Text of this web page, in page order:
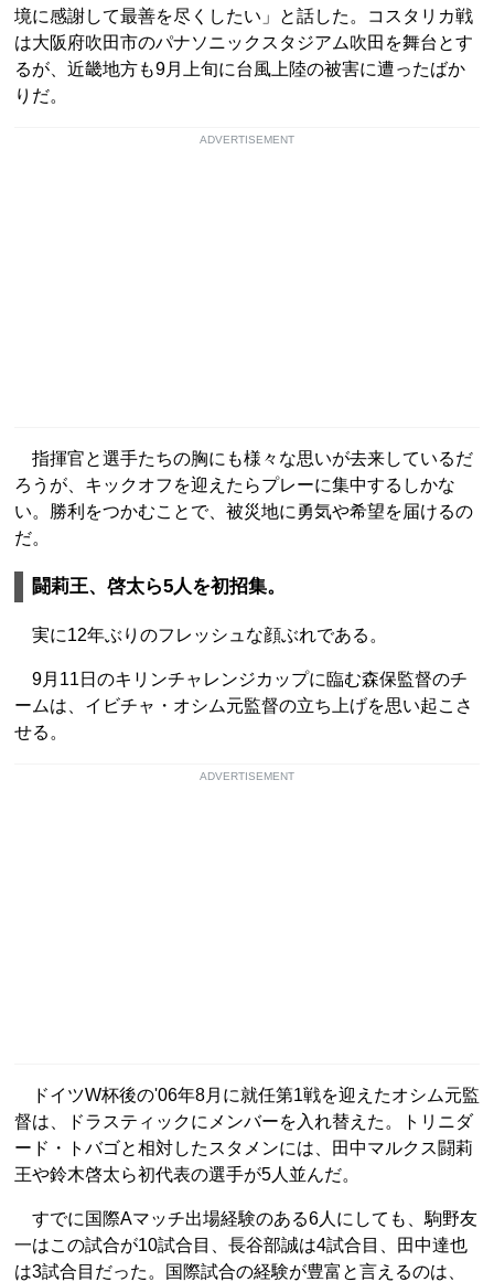
境に感謝して最善を尽くしたい」と話した。コスタリカ戦
は大阪府吹田市のパナソニックスタジアム吹田を舞台とす
るが、近畿地方も9月上旬に台風上陸の被害に遭ったばか
りだ。
ADVERTISEMENT
指揮官と選手たちの胸にも様々な思いが去来しているだ
ろうが、キックオフを迎えたらプレーに集中するしかな
い。勝利をつかむことで、被災地に勇気や希望を届けるの
だ。
闘莉王、啓太ら5人を初招集。
実に12年ぶりのフレッシュな顔ぶれである。
9月11日のキリンチャレンジカップに臨む森保監督のチ
ームは、イビチャ・オシム元監督の立ち上げを思い起こさ
せる。
ADVERTISEMENT
ドイツW杯後の'06年8月に就任第1戦を迎えたオシム元監
督は、ドラスティックにメンバーを入れ替えた。トリニダ
ード・トバゴと相対したスタメンには、田中マルクス闘莉
王や鈴木啓太ら初代表の選手が5人並んだ。
すでに国際Aマッチ出場経験のある6人にしても、駒野友
一はこの試合が10試合目、長谷部誠は4試合目、田中達也
は3試合目だった。国際試合の経験が豊富と言えるのは、